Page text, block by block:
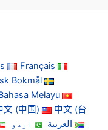
Français
Bokmål
Melayu
文 (中国)
中文 (台
العربية اردو